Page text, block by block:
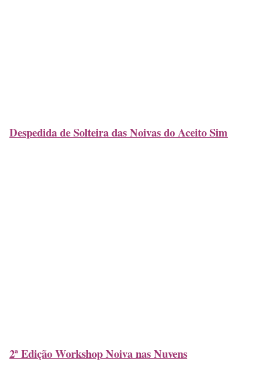
Despedida de Solteira das Noivas do Aceito Sim
2ª Edição Workshop Noiva nas Nuvens